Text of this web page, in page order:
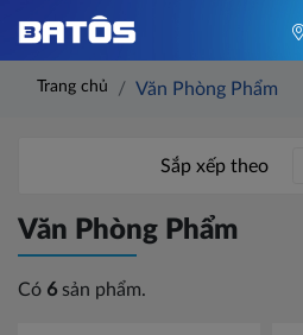
Trang chủ Văn Phòng Phẩm
Sắp xếp theo
Văn Phòng Phẩm
Có 6 sản phẩm.